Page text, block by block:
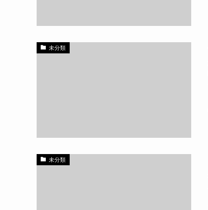
未分類
未分類